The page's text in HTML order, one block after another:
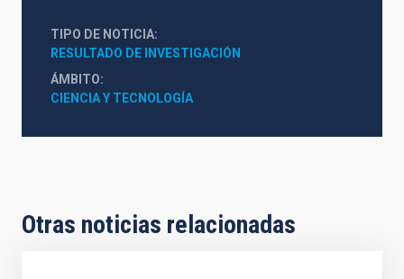
TIPO DE NOTICIA
RESULTADO DE INVESTIGACIÓN
ÁMBITO
CIENCIA Y TECNOLOGÍA
Otras noticias relacionadas